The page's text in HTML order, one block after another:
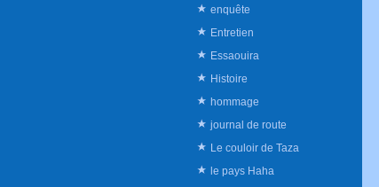
enquête
Entretien
Essaouira
Histoire
hommage
journal de route
Le couloir de Taza
le pays Haha